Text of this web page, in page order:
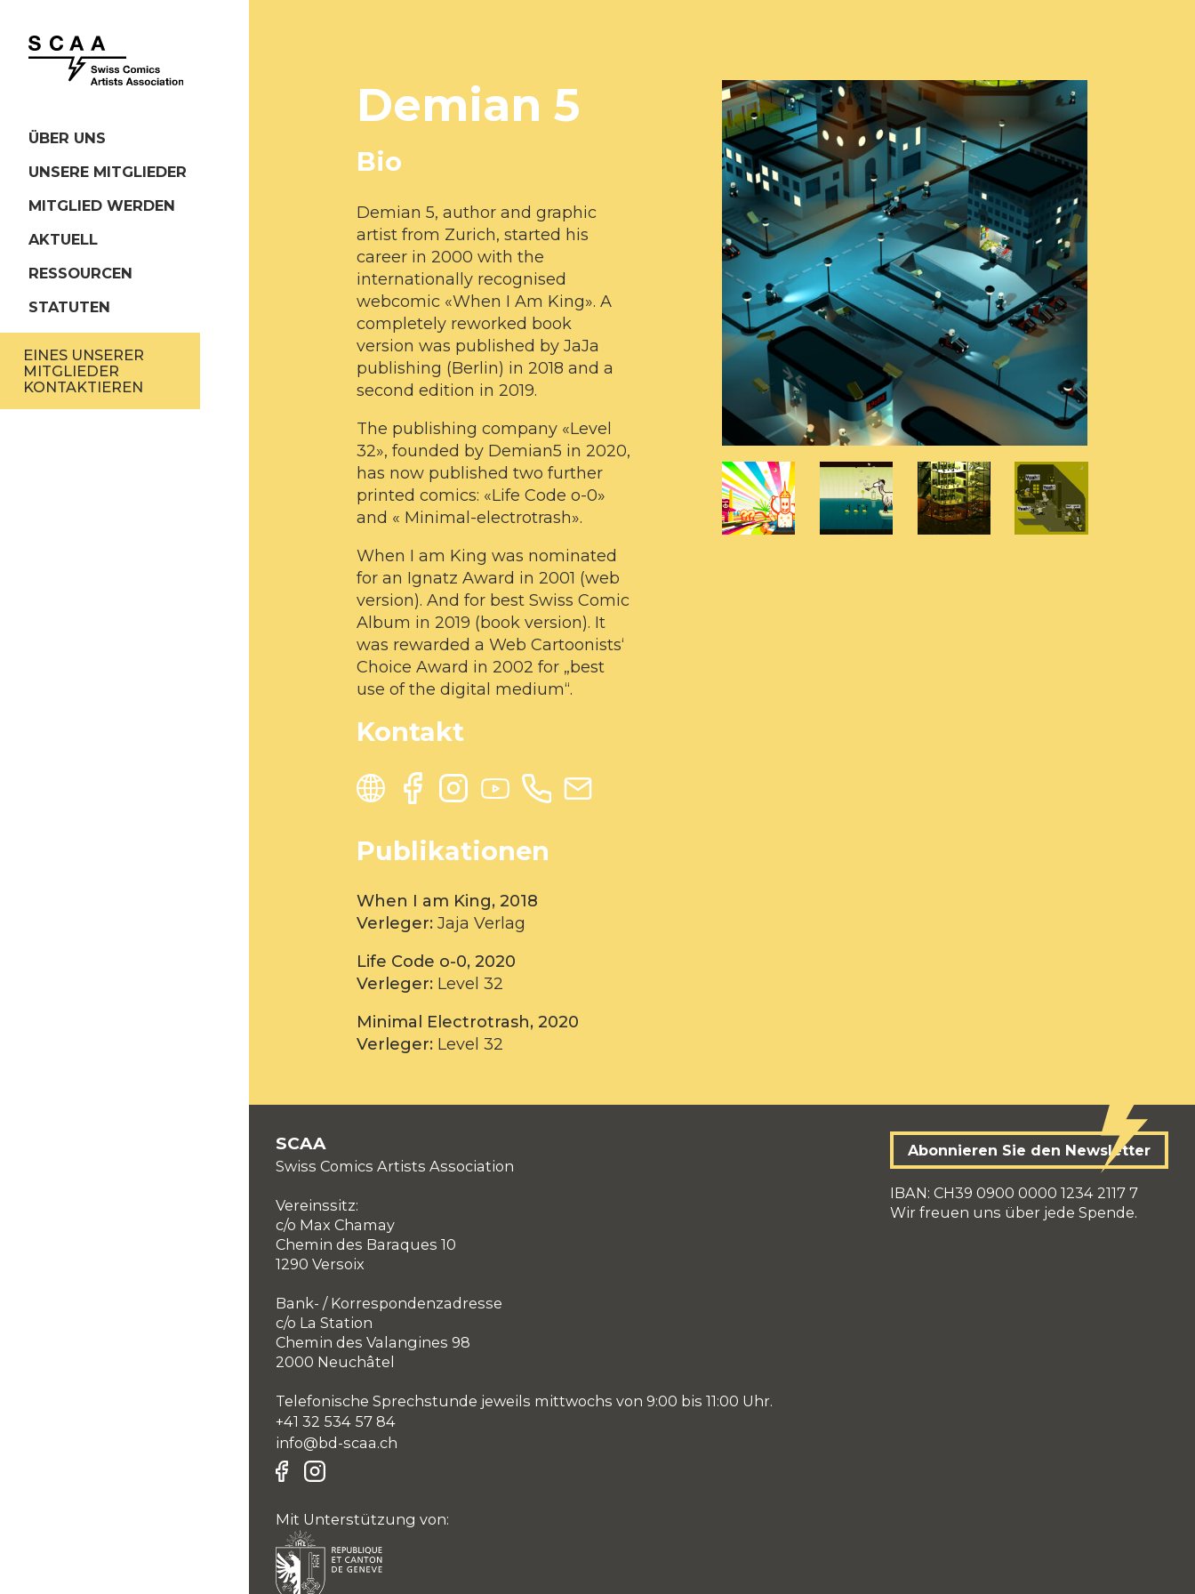
ÜBER UNS
UNSERE MITGLIEDER
MITGLIED WERDEN
AKTUELL
RESSOURCEN
STATUTEN
EINES UNSERER
MITGLIEDER
KONTAKTIEREN
Demian 5
Bio
Demian 5, author and graphic
artist from Zurich, started his
career in 2000 with the
internationally recognised
webcomic «When I Am King». A
completely reworked book
version was published by JaJa
publishing (Berlin) in 2018 and a
second edition in 2019.
The publishing company «Level
32», founded by Demian5 in 2020,
has now published two further
printed comics: «Life Code o-0»
and « Minimal-electrotrash».
When I am King was nominated
for an Ignatz Award in 2001 (web
version). And for best Swiss Comic
Album in 2019 (book version). It
was rewarded a Web Cartoonists‘
Choice Award in 2002 for „best
use of the digital medium“.
Kontakt
Publikationen
When I am King, 2018
Verleger: Jaja Verlag
Life Code o-0, 2020
Verleger: Level 32
Minimal Electrotrash, 2020
Verleger: Level 32
SCAA
Swiss Comics Artists Association
Vereinssitz:
c/o Max Chamay
Chemin des Baraques 10
1290 Versoix
Bank- / Korrespondenzadresse
c/o La Station
Chemin des Valangines 98
2000 Neuchâtel
Telefonische Sprechstunde jeweils mittwochs von 9:00 bis 11:00 Uhr.
+41 32 534 57 84
info@bd-scaa.ch
Mit Unterstützung von:
Abonnieren Sie den Newsletter
IBAN: CH39 0900 0000 1234 2117 7
Wir freuen uns über jede Spende.